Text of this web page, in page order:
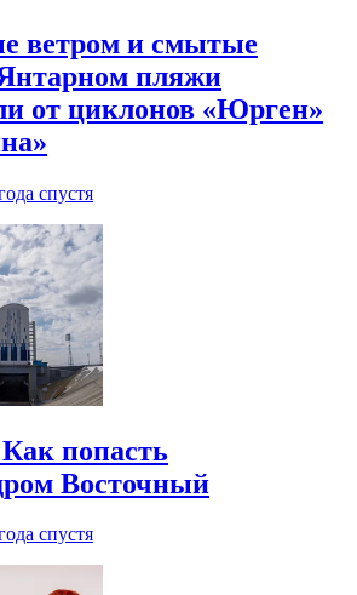
ветром и смытые
пляжи
от циклонов «Юрген»
спустя
попасть
Восточный
спустя